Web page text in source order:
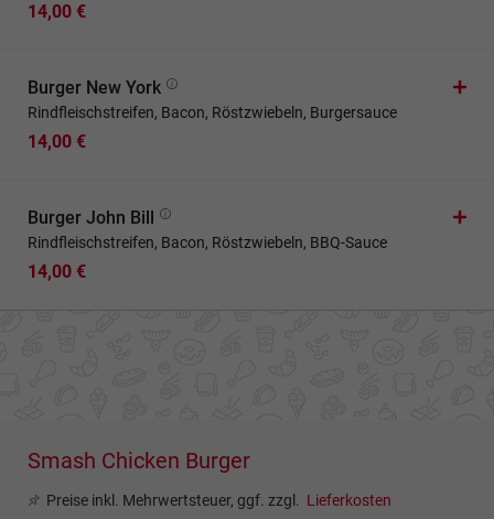
14,00 €
Burger New York
Rindfleischstreifen, Bacon, Röstzwiebeln, Burgersauce
14,00 €
Burger John Bill
Rindfleischstreifen, Bacon, Röstzwiebeln, BBQ-Sauce
14,00 €
Smash Chicken Burger
Preise inkl. Mehrwertsteuer, ggf. zzgl. Lieferkosten